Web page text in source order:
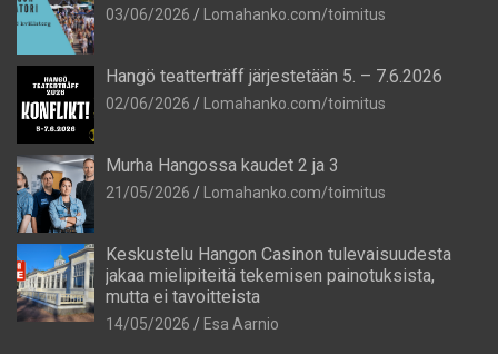
03/06/2026 Lomahanko.com/toimitus
Hangö teatterträff järjestetään 5. – 7.6.2026
02/06/2026 Lomahanko.com/toimitus
Murha Hangossa kaudet 2 ja 3
21/05/2026 Lomahanko.com/toimitus
Keskustelu Hangon Casinon tulevaisuudesta
jakaa mielipiteitä tekemisen painotuksista,
mutta ei tavoitteista
14/05/2026 Esa Aarnio